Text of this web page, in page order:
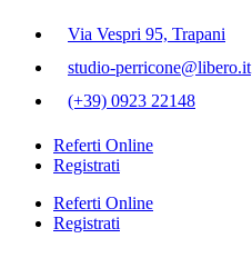
Via Vespri 95, Trapani
studio-perricone@libero.it
(+39) 0923 22148
Referti Online
Registrati
Referti Online
Registrati